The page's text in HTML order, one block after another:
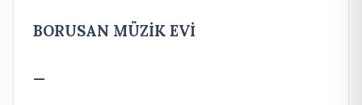
BORUSAN MÜZİK EVİ
—